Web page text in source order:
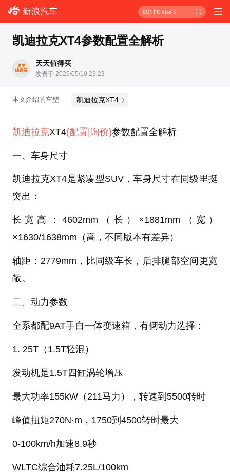
新浪汽车 EU5 PK Aion S
凯迪拉克XT4参数配置全解析
天天值得买
发表于 2026/05/10 23:23
本文介绍的车型 凯迪拉克XT4
凯迪拉克XT4(配置|询价)参数配置全解析
一、车身尺寸
凯迪拉克XT4是紧凑型SUV，车身尺寸在同级里挺
突出：
长宽高：4602mm（长）×1881mm（宽）
×1630/1638mm（高，不同版本有差异）
轴距：2779mm，比同级车长，后排腿部空间更宽
敞。
二、动力参数
全系都配9AT手自一体变速箱，有俩动力选择：
1. 25T（1.5T轻混）
发动机是1.5T四缸涡轮增压
最大功率155kW（211马力），转速到5500转时
峰值扭矩270N·m，1750到4500转时最大
0-100km/h加速8.9秒
WLTC综合油耗7.25L/100km